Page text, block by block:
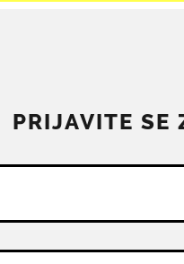
PRIJAVITE SE